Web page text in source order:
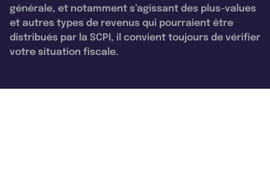
générale, et notamment s’agissant des plus-values
et autres types de revenus qui pourraient être
distribués par la SCPI, il convient toujours de vérifier
votre situation fiscale.